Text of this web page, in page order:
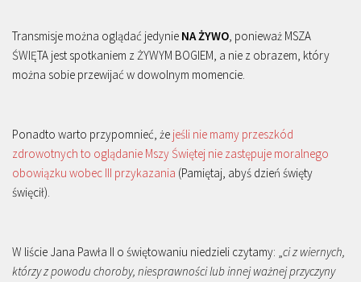
Transmisje można oglądać jedynie NA ŻYWO, ponieważ MSZA
ŚWIĘTA jest spotkaniem z ŻYWYM BOGIEM, a nie z obrazem, który
można sobie przewijać w dowolnym momencie.
Ponadto warto przypomnieć, że jeśli nie mamy przeszkód
zdrowotnych to oglądanie Mszy Świętej nie zastępuje moralnego
obowiązku wobec III przykazania (Pamiętaj, abyś dzień święty
święcił).
W liście Jana Pawła II o świętowaniu niedzieli czytamy: „ci z wiernych,
którzy z powodu choroby, niesprawności lub innej ważnej przyczyny